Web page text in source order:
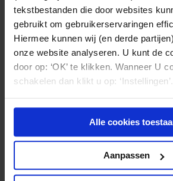
tekstbestanden die door websites
gebruikt om gebruikerservaringen
Hiermee kunnen wij (en derde
onze website analyseren. U kunt de
door op: ‘OK’ te klikken. Wanneer U
schakelen dan klikt u op: ‘Instellingen’.
Alle cookies
Aanpassen
Ook interessant?
GEZONDHEIDSZORG27.02.2026